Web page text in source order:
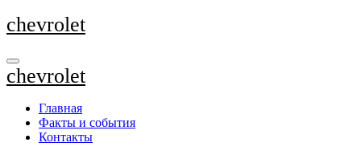
Перейти
к
chevrolet
chevrolet
Главная
Факты и события
Контакты